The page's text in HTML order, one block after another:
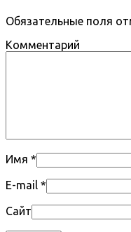
Обязательные поля
Комментарий
Имя *
E-mail *
Сайт